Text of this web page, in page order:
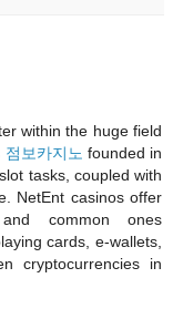
within the huge field
점보카지노 founded in
tasks, coupled with
NetEnt casinos offer
common ones
cards, e-wallets,
cryptocurrencies in